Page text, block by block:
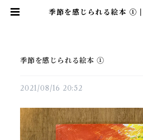
季節を感じられる絵本 ① |
季節を感じられる絵本 ①
2021/08/16 20:52